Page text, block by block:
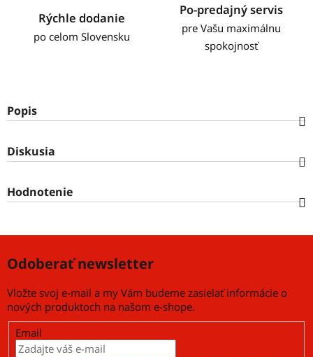
Rýchle dodanie
po celom Slovensku
Po-predajný servis
pre Vašu maximálnu
spokojnosť
Popis
Diskusia
Hodnotenie
Odoberať newsletter
Vložte svoj e-mail a my Vám budeme zasielať informácie o
nových produktoch na našom e-shope.
Email